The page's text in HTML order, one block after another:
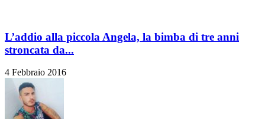
L’addio alla piccola Angela, la bimba di tre anni
stroncata da...
4 Febbraio 2016